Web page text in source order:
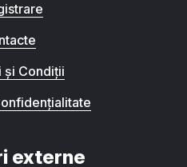
și Condiții
externe